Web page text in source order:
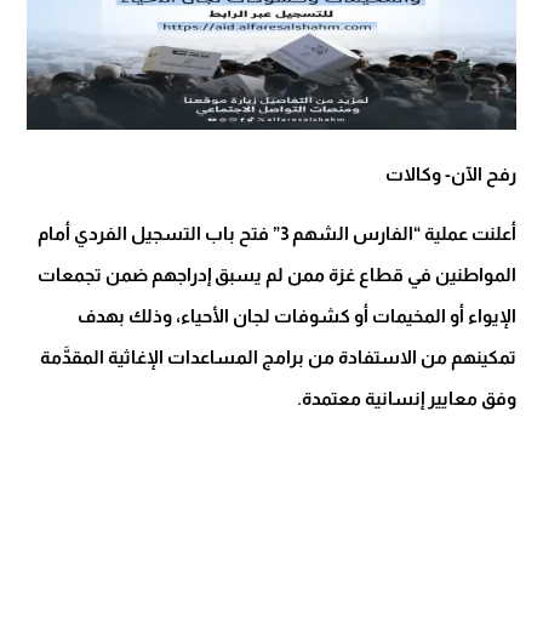
رفح الآن- وكالات
أعلنت عملية “الفارس الشهم 3” فتح باب التسجيل الفردي أمام
المواطنين في قطاع غزة ممن لم يسبق إدراجهم ضمن تجمعات
الإيواء أو المخيمات أو كشوفات لجان الأحياء، وذلك بهدف
تمكينهم من الاستفادة من برامج المساعدات الإغاثية المقدَّمة
وفق معايير إنسانية معتمدة.